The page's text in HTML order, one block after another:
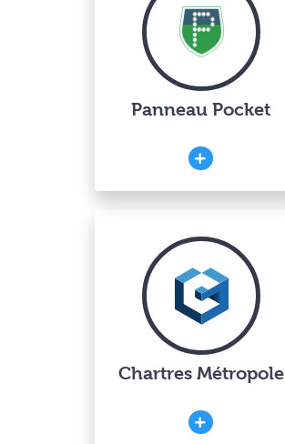
Panneau Pocket
Chartres Métropole